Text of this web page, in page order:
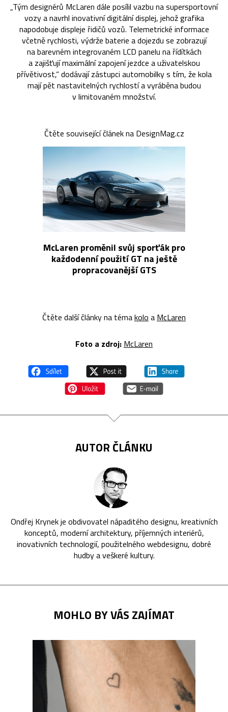
„Tým designérů McLaren dále posílil vazbu na supersportovní
vozy a navrhl inovativní digitální displej, jehož grafika
napodobuje displeje řidičů vozů. Telemetrické informace
včetně rychlosti, výdrže baterie a dojezdu se zobrazují
na barevném integrovaném LCD panelu na řídítkách
a zajišťují maximální zapojení jezdce a uživatelskou
přívětivost,“ dodávají zástupci automobilky s tím, že kola
mají pět nastavitelných rychlostí a vyráběna budou
v limitovaném množství.
Čtěte související článek na DesignMag.cz
McLaren proměnil svůj sporťák pro
každodenní použití GT na ještě
propracovanější GTS
Čtěte další články na témakolo a McLaren
Foto a zdroj: McLaren
AUTOR ČLÁNKU
Ondřej Krynek je obdivovatel nápaditého designu, kreativních
konceptů, moderní architektury, příjemných interiérů,
inovativních technologií, použitelného webdesignu, dobré
hudby a veškeré kultury.
MOHLO BY VÁS ZAJÍMAT